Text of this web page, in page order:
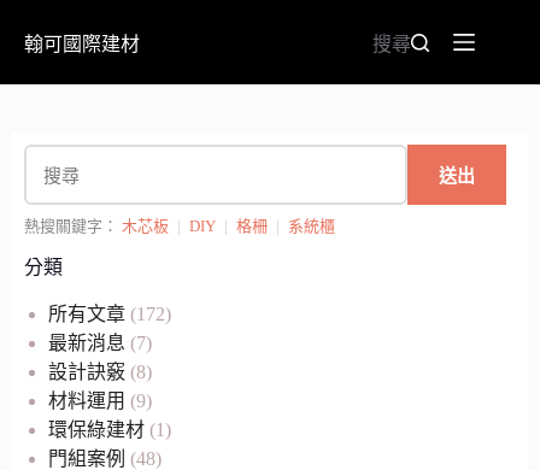
翰可國際建材 搜尋
送出
熱搜關鍵字： 木芯板 | DIY | 格柵 | 系統櫃
分類
所有文章 (172)
最新消息 (7)
設計訣竅 (8)
材料運用 (9)
環保綠建材 (1)
門組案例 (48)